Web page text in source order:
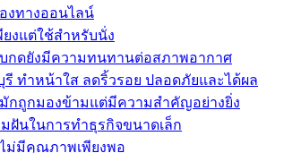
งทางออนไลน์
ยงแต่ใช้สำหรับนั่ง
บกดยังมีความทนทานต่อสภาพอากาศ
ทำหน้าใส ลดริ้วรอย ปลอดภัยและได้ผล
มักถูกมองข้ามแต่มีความสำคัญอย่างยิ่ง
ฝันในการทำธุรกิจขนาดเล็ก
ม่มีคุณภาพเพียงพอ